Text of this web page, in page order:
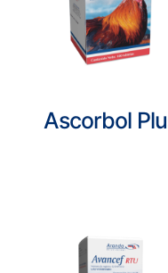
Ascorbol